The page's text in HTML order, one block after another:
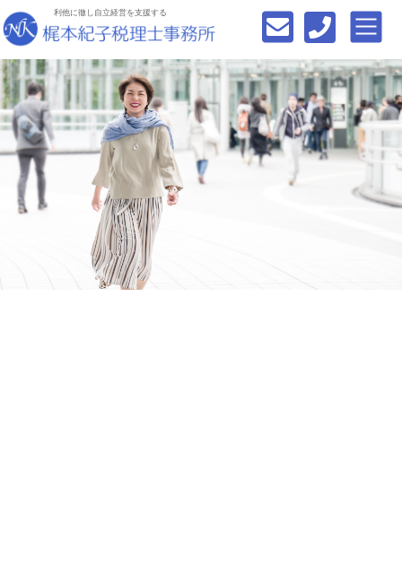
利他に徹し自立経営を支援する